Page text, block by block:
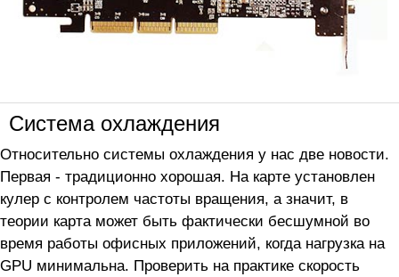
Система охлаждения
Относительно системы охлаждения у нас две новости.
Первая - традиционно хорошая. На карте установлен
кулер с контролем частоты вращения, а значит, в
теории карта может быть фактически бесшумной во
время работы офисных приложений, когда нагрузка на
GPU минимальна. Проверить на практике скорость